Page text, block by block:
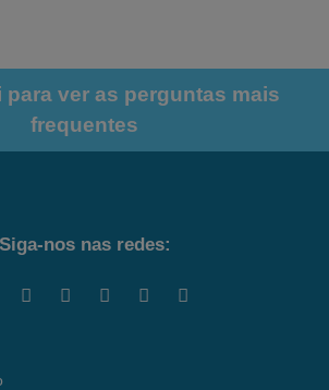
para ver as perguntas mais
frequentes
Siga-nos nas redes: